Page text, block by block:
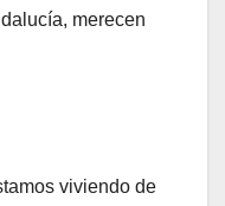
merecen
viviendo de